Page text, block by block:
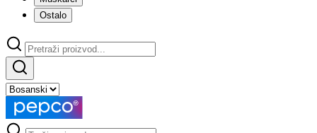
Ostalo